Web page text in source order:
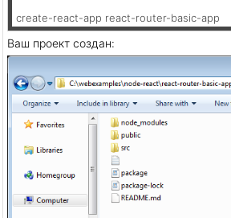
create-react-app react-router-basic-app
Ваш проект создан: